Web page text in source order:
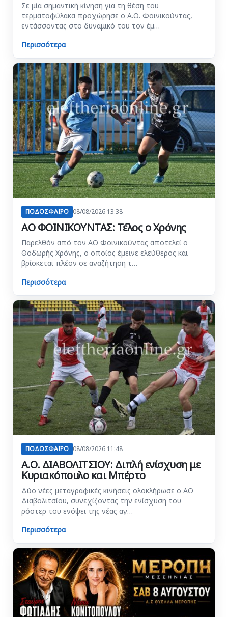
Σε μία σημαντική κίνηση για τη θέση του
τερματοφύλακα προχώρησε ο Α.Ο. Φοινικούντας,
εντάσσοντας στο δυναμικό του τον έμ…
Περισσότερα
ΠΟΔΟΣΦΑΙΡΟ 08/08/2026 13:38
ΑΟ ΦΟΙΝΙΚΟΥΝΤΑΣ: Τέλος ο Χρόνης
Παρελθόν από τον ΑΟ Φοινικούντας αποτελεί ο
Θοδωρής Χρόνης, ο οποίος έμεινε ελεύθερος και
βρίσκεται πλέον σε αναζήτηση τ…
Περισσότερα
ΠΟΔΟΣΦΑΙΡΟ 08/08/2026 11:48
Α.Ο. ΔΙΑΒΟΛΙΤΣΙΟΥ: Διπλή ενίσχυση με
Κυριακόπουλο και Μπέρτο
Δύο νέες μεταγραφικές κινήσεις ολοκλήρωσε ο ΑΟ
Διαβολιτσίου, συνεχίζοντας την ενίσχυση του
ρόστερ του ενόψει της νέας αγ…
Περισσότερα